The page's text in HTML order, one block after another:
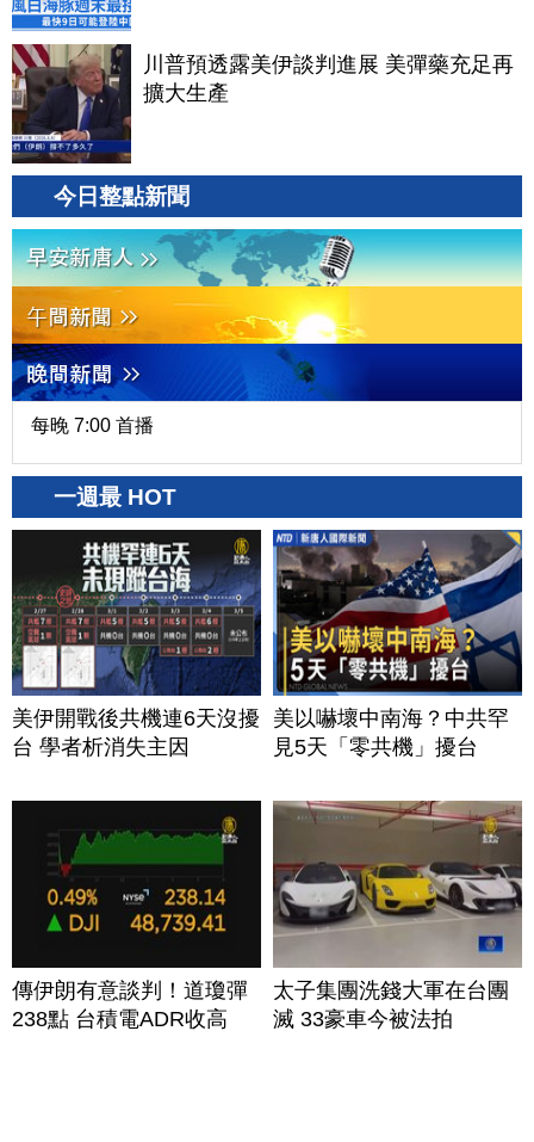
川普預透露美伊談判進展 美彈藥充足再
擴大生產
今日整點新聞
每晚 7:00 首播
一週最 HOT
美伊開戰後共機連6天沒擾
台 學者析消失主因
美以嚇壞中南海？中共罕
見5天「零共機」擾台
傳伊朗有意談判！道瓊彈
238點 台積電ADR收高
太子集團洗錢大軍在台團
滅 33豪車今被法拍